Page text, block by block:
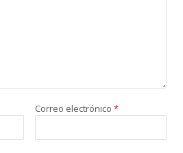
Correo electrónico *